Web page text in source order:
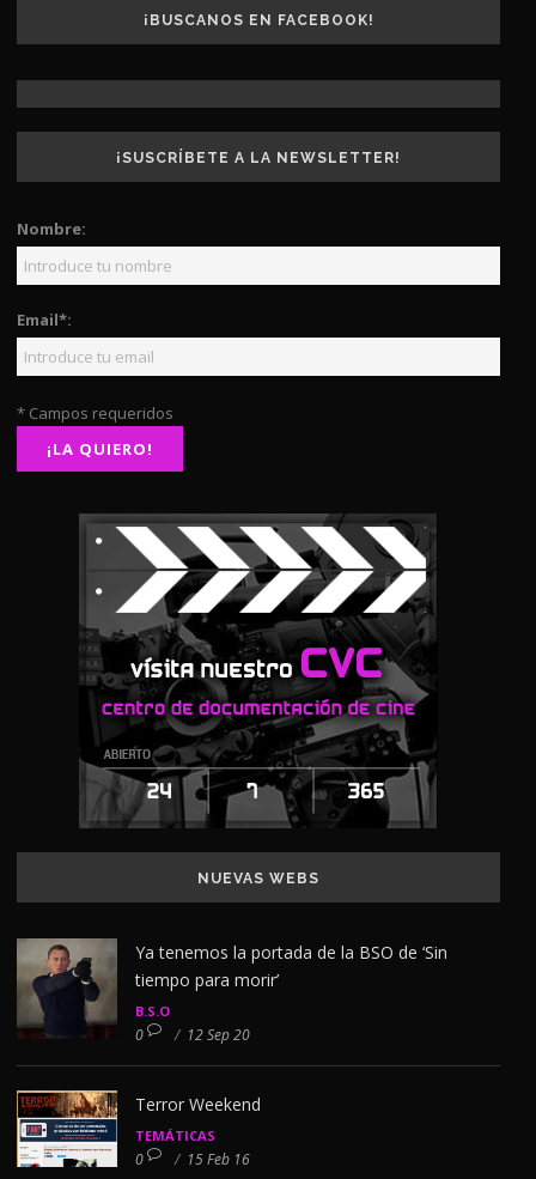
¡BUSCANOS EN FACEBOOK!
¡SUSCRÍBETE A LA NEWSLETTER!
Nombre:
Email*:
* Campos requeridos
NUEVAS WEBS
Ya tenemos la portada de la BSO de ‘Sin
tiempo para morir’
B.S.O
0 / 12 Sep 20
Terror Weekend
TEMÁTICAS
0 / 15 Feb 16